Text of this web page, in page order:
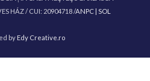
HÁZ / CUI: 20904718 /ANPC | SOL
by Edy Creative.ro